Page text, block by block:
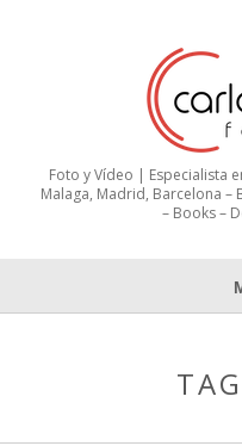
Foto y Vídeo | Especialista
Malaga, Madrid, Barcelona –
– Books –